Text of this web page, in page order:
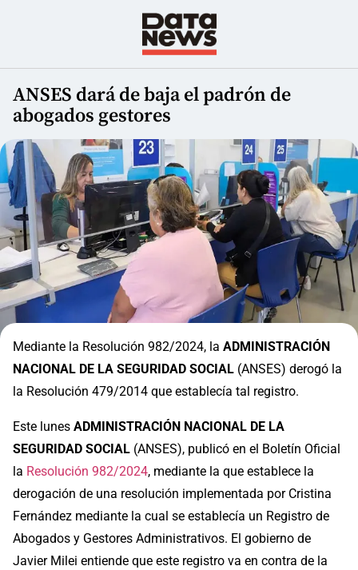
ANSES dará de baja el padrón de
abogados gestores
Mediante la Resolución 982/2024, la ADMINISTRACIÓN
NACIONAL DE LA SEGURIDAD SOCIAL (ANSES) derogó la
la Resolución 479/2014 que establecía tal registro.
Este lunes ADMINISTRACIÓN NACIONAL DE LA
SEGURIDAD SOCIAL (ANSES), publicó en el Boletín Oficial
la Resolución 982/2024, mediante la que establece la
derogación de una resolución implementada por Cristina
Fernández mediante la cual se establecía un Registro de
Abogados y Gestores Administrativos. El gobierno de
Javier Milei entiende que este registro va en contra de la